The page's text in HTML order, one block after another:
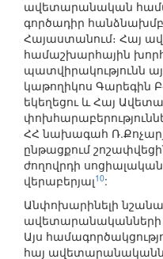
ավետարանական
գործադիր
Հայաստանում։ Հայ
համաշխարհային
պատվիրակությունն
կաթողիկոս Գարեգին Բ-
եկեղեցու և Հայ
ՀՀ նախագահ
ընթացքում
ժողովրդի
վերաբերյալ10:
Անփոխարինելի
ավետարանականների
Այս
հայ